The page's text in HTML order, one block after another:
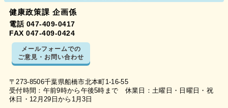
健康政策課 企画係
電話 047-409-0417
FAX 047-409-0424
メールフォームでの
ご意見・お問い合わせ
〒273-8506千葉県船橋市北本町1-16-55
受付時間：午前9時から午後5時まで 休業日：土曜日・日曜日・祝
休日・12月29日から1月3日